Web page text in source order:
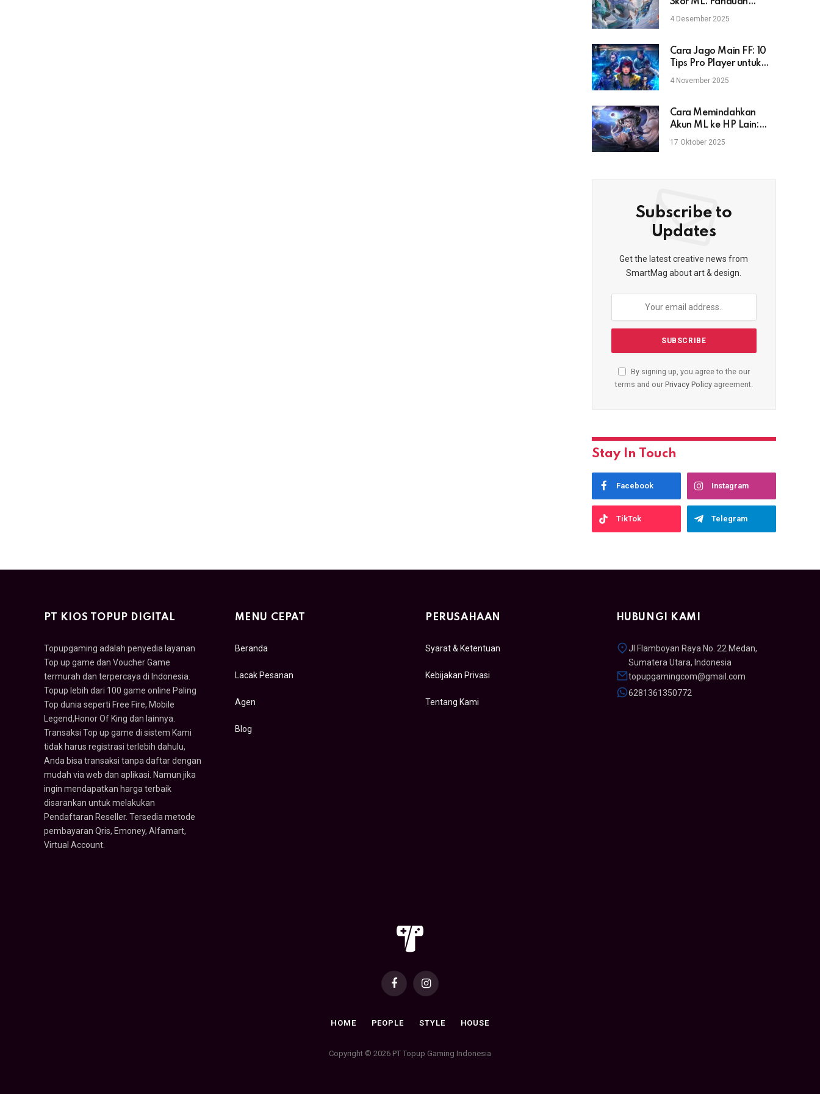
Lengkap untuk Pemain
4 Desember 2025
Cara Jago Main FF: 10
Tips Pro Player untuk
Naik Rank & Booyah
4 November 2025
Cara Memindahkan
Akun ML ke HP Lain:
Aman, Cepat, dan Anti
17 Oktober 2025
Subscribe to
Updates
Get the latest creative news from
SmartMag about art & design.
By signing up, you agree to the our
terms and our Privacy Policyagreement.
Stay In Touch
Facebook Instagram
TikTok Telegram
PT KIOS TOPUP DIGITAL
Topupgaming adalah penyedia layanan
Top up game dan Voucher Game
termurah dan terpercaya di Indonesia.
Topup lebih dari 100 game online Paling
Top dunia seperti Free Fire, Mobile
Legend,Honor Of King dan lainnya.
Transaksi Top up game di sistem Kami
tidak harus registrasi terlebih dahulu,
Anda bisa transaksi tanpa daftar dengan
mudah via web dan aplikasi. Namun jika
ingin mendapatkan harga terbaik
disarankan untuk melakukan
Pendaftaran Reseller. Tersedia metode
pembayaran Qris, Emoney, Alfamart,
Virtual Account.
MENU CEPAT
Beranda
Lacak Pesanan
Agen
Blog
PERUSAHAAN
Syarat & Ketentuan
Kebijakan Privasi
Tentang Kami
HUBUNGI KAMI
Jl Flamboyan Raya No. 22 Medan,
Sumatera Utara, Indonesia
topupgamingcom@gmail.com
6281361350772
FacebookInstagram
HOME PEOPLE STYLE HOUSE
Copyright © 2026 PT Topup Gaming Indonesia